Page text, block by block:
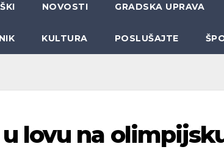
NOVOSTI GRADSKA UPRAVA
KULTURA POSLUŠAJTE
lovu na